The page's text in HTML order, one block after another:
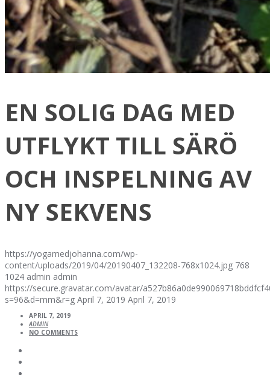
EN SOLIG DAG MED
UTFLYKT TILL SÄRÖ
OCH INSPELNING AV
NY SEKVENS
https://yogamedjohanna.com/wp-
content/uploads/2019/04/20190407_132208-768x1024.jpg 768
1024 admin admin
https://secure.gravatar.com/avatar/
s=96&d=mm&r=g April 7, 2019 April 7, 2019
APRIL 7, 2019
ADMIN
NO COMMENTS